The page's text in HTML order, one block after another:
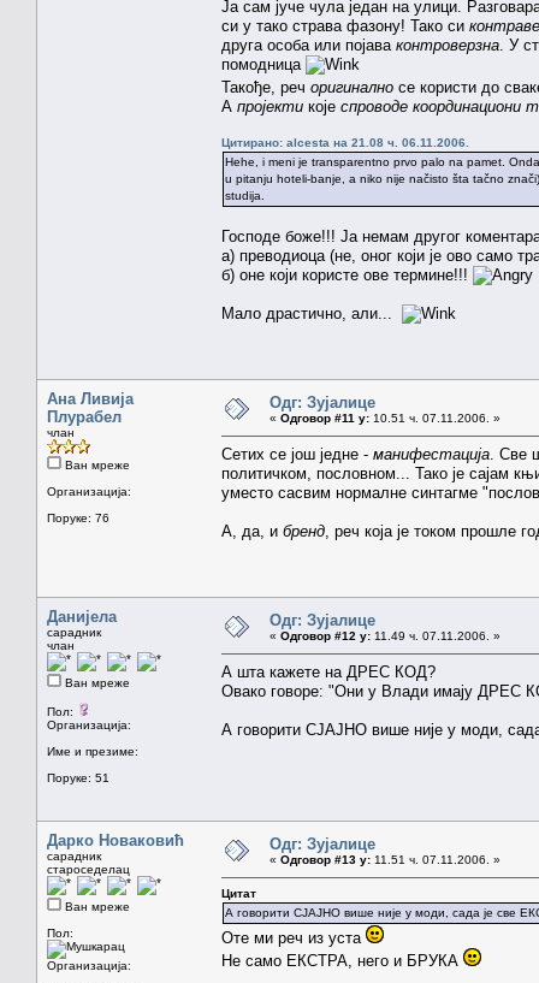
Ја сам јуче чула један на улици.
си у тако страва фазону! Тако си
друга особа или појава контроверзна . У
помодница
Такође, реч оригинално се користи до
А пројекти које спроводе координациони
Цитирано: alcesta на 21.08 ч. 06.11.2006.
Hehe, i meni je transparentno prvo palo na pamet.
u pitanju hoteli-banje, a niko nije načisto šta tačno
studija.
Господе боже!!! Ја немам другог
а) преводиоца (не, оног који је ово само
б) оне који користе ове термине!!!
Мало драстично, али...
Ана Ливија
Плурабел
члан
Ван мреже
Организација:
Поруке: 76
Одг: Зујалице
« Одговор #11 у: 10.51 ч. 07.11.2006. »
Сетих се још једне - манифестација . Све
политичком, пословном... Тако је сајам
уместо сасвим нормалне синтагме
А, да, и бренд , реч која је током прошле
Данијела
сарадник
члан
Ван мреже
Пол:
Организација:
Име и презиме:
Поруке: 51
Одг: Зујалице
« Одговор #12 у: 11.49 ч. 07.11.2006. »
А шта кажете на ДРЕС КОД?
Овако говоре: "Они у Влади имају ДРЕС
А говорити СЈАЈНО више није у моди,
Дарко Новаковић
сарадник
староседелац
Ван мреже
Пол:
Организација:
Одг: Зујалице
« Одговор #13 у: 11.51 ч. 07.11.2006. »
Цитат
А говорити СЈАЈНО више није у моди, сада је све
Оте ми реч из уста
Не само ЕКСТРА, него и БРУКА